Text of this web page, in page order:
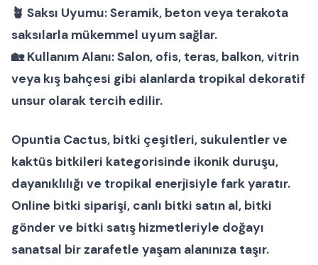
🪴 Saksı Uyumu:Seramik, beton veya terakota
saksılarla mükemmel uyum sağlar.
🏡Kullanım Alanı:Salon, ofis, teras, balkon, vitrin
veya kış bahçesi gibi alanlarda tropikal dekoratif
unsur olarak tercih edilir.
Opuntia Cactus, bitki çeşitleri,sukulentlerve
kaktüs bitkileri kategorisinde ikonik duruşu,
dayanıklılığı ve tropikal enerjisiyle fark yaratır.
Online bitki siparişi, canlı bitki satın al, bitki
gönderve bitki satış hizmetleriyle doğayı
sanatsal bir zarafetle yaşam alanınıza taşır.